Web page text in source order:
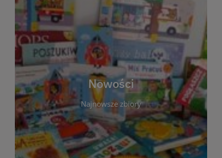
Nowości
Najnowsze zbiory
W tej sekcji prezentujemy najnowsze książki,
audiobooki oraz filmy, które właśnie trafiły do
zbiorów Miejskiej Biblioteki Publicznej w
Starachowicach. Regularnie aktualizujemy listę,
aby Czytelnicy mogli na bieżąco odkrywać świeże
tytuły i najciekawsze premiery wydawnicze. Każda
pozycja opatrzona jest krótkim opisem i
informacją o dostępności w katalogu. Zachęcamy
do częstych odwiedzin – nowości pojawiają się
niemal każdego tygodnia! Dzięki tej zakładce
zawsze będziesz wiedzieć, co warto przeczytać